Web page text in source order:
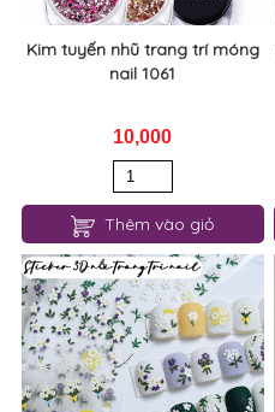
Kim tuyến nhũ trang trí móng
nail 1061
10,000
Thêm vào giỏ